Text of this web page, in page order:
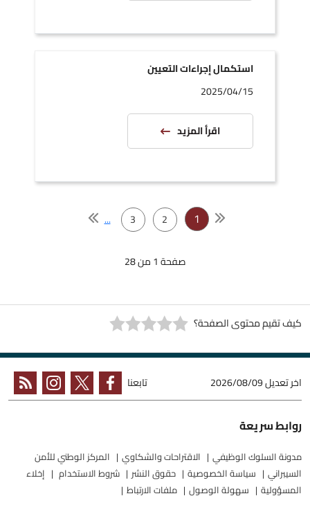
استكمال إجراءات التعيين
2025/04/15
اقرأ المزيد
1
2
3
...
صفحة 1 من 28
كيف تقيم محتوى الصفحة؟
اخر تعديل2026/08/09 تابعنا
روابط سريعة
مدونة السلوك الوظيفي الاقتراحات والشكاوي
المركز الوطني للأمن
السيبراني
سياسة الخصوصية حقوق النشر شروط الاستخدام
إخلاء
المسؤولية
سهولة الوصول ملفات الارتباط